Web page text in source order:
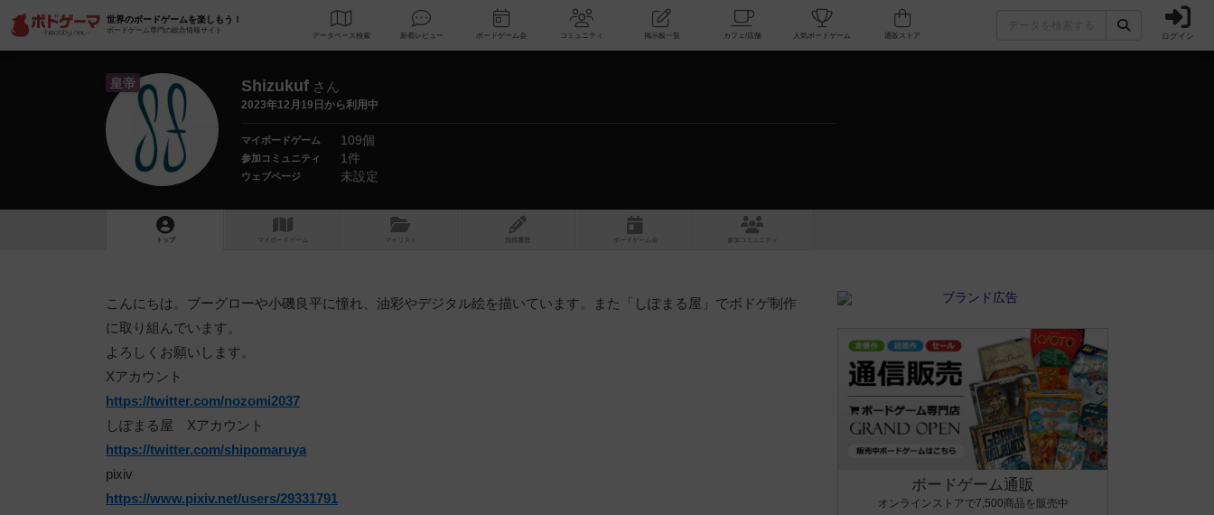
世界のボードゲームを楽しもう！
ボードゲーム専門の総合情報サイト
データベース 検索 新着レビュー ボードゲーム会 コミュニティ 掲示板一覧 カフェ/店舗 人気ボードゲーム ログイン
皇帝 Shizukuf さん
2023年12月19日から利用中
マイボードゲーム 109個
参加コミュニティ 1件
ウェブページ 未設定
トップ マイボードゲーム マイリスト 投稿履歴 ボ ドゲ ーム コミュニティ
こんにちは。ブーグローや小磯良平に憧れ、油彩やデジタル絵を描いています。また「しぽまる屋」でボドゲ制作
に取り組んでいます。
よろしくお願いします。
Xアカウント
https://twitter.com/nozomi2037
しぽまる屋 Xアカウント
https://twitter.com/shipomaruya
pixiv
https://www.pixiv.net/users/29331791
ボードゲーム通販
オンラインストアで7,500商品を販売中